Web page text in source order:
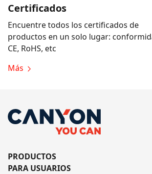
Certificados
Encuentre todos los certificados de
productos en un solo lugar:
CE, RoHS, etc
Más
PRODUCTOS
PARA USUARIOS